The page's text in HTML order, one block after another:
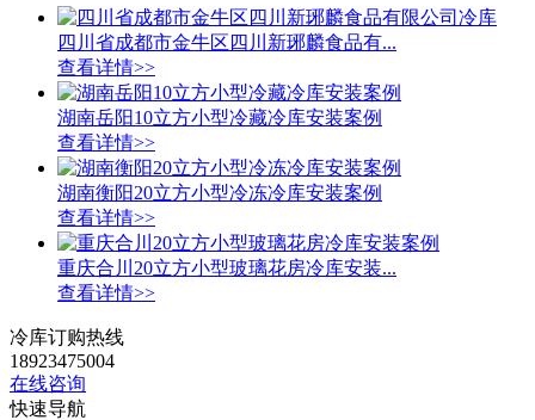
四川省成都市金牛区四川新琊麟食品有...
查看详情>>
湖南岳阳10立方小型冷藏冷库安装案例
查看详情>>
湖南衡阳20立方小型冷冻冷库安装案例
查看详情>>
重庆合川20立方小型玻璃花房冷库安装...
查看详情>>
冷库订购热线
18923475004
在线咨询
快速导航